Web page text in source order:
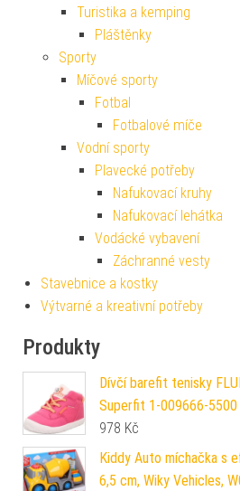
Turistika a kemping
Pláštěnky
Sporty
Míčové sporty
Fotbal
Fotbalové míče
Vodní sporty
Plavecké potřeby
Nafukovací kruhy
Nafukovací lehátka
Vodácké vybavení
Záchranné vesty
Stavebnice a kostky
Výtvarné a kreativní potřeby
Produkty
Dívčí barefit tenisky
Superfit 1-009666-5500
978 Kč
Kiddy Auto míchačka s
6,5 cm, Wiky Vehicles,